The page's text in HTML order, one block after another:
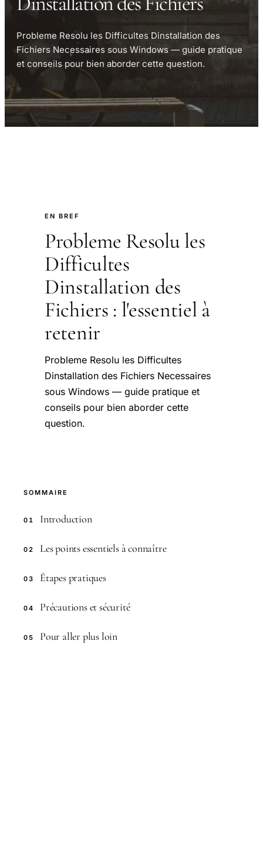
Probleme Resolu les Difficultes Dinstallation des
Fichiers Necessaires sous Windows — guide pratique
et conseils pour bien aborder cette question.
EN BREF
Probleme Resolu les
Difficultes
Dinstallation des
Fichiers : l'essentiel à
retenir
Probleme Resolu les Difficultes
Dinstallation des Fichiers Necessaires
sous Windows — guide pratique et
conseils pour bien aborder cette
question.
SOMMAIRE
01 Introduction
02 Les points essentiels à connaître
03 Étapes pratiques
04 Précautions et sécurité
05 Pour aller plus loin